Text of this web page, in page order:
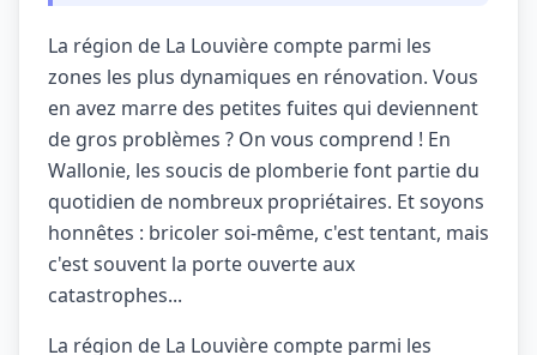
La région de La Louvière compte parmi les
zones les plus dynamiques en rénovation. Vous
en avez marre des petites fuites qui deviennent
de gros problèmes ? On vous comprend ! En
Wallonie, les soucis de plomberie font partie du
quotidien de nombreux propriétaires. Et soyons
honnêtes : bricoler soi-même, c'est tentant, mais
c'est souvent la porte ouverte aux
catastrophes...
La région de La Louvière compte parmi les